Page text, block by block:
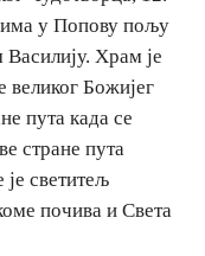
у Попову пољу
Храм је
великог Божијег
пута када се
стране пута
светитељ
почива и Света